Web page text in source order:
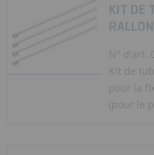
KIT DE
N° d'art.
Kit de
pour la
(pour le